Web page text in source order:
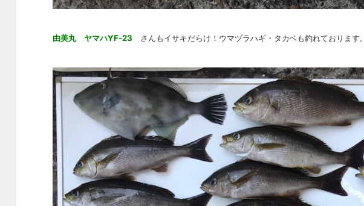
由美丸 ヤマハYF-23 さんもイサキだらけ！ウマヅラハギ・タカベも釣れております。